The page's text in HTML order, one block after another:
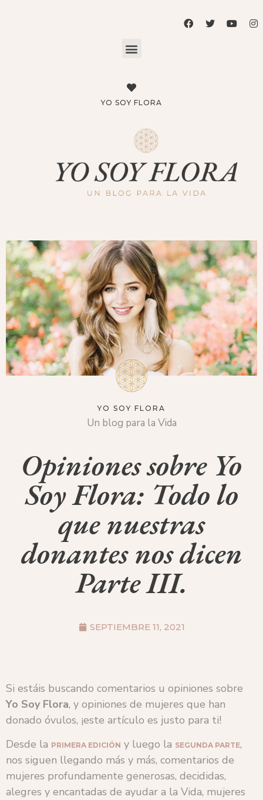
YO SOY FLORA
YO SOY FLORA
Un blog para la Vida
Opiniones sobre Yo
Soy Flora: Todo lo
que nuestras
donantes nos dicen
Parte III.
SEPTIEMBRE 11, 2021
Si estáis buscando comentarios u opiniones sobre
Yo Soy Flora, y opiniones de mujeres que han
donado óvulos, ¡este artículo es justo para ti!
Desde la PRIMERA EDICIÓN y luego la SEGUNDA PARTE,
nos siguen llegando más y más, comentarios de
mujeres profundamente generosas, decididas,
alegres y encantadas de ayudar a la Vida, mujeres